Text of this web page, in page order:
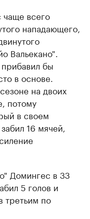
чаще всего
нападающего,
Вальекано".
бы
в основе.
на двоих
потому
в своем
16 мячей,
Домингес в 33
5 голов и
третьим по